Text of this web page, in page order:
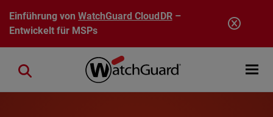
Direkt zum Inhalt
Einführung vonWatchGuard CloudDR–
Entwickelt für MSPs
Open
Close search